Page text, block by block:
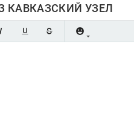
КАВКАЗСКИЙ УЗЕЛ